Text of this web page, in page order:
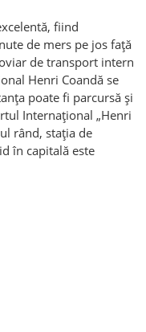
fiind
de mers pe jos față
de transport intern
Henri Coandă se
poate fi parcursă și
Internațional „Henri
rând, stația de
în capitală este